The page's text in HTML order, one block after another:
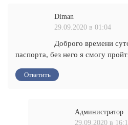
Diman
29.09.2020 в 01:04
Доброго времени
паспорта, без него я смогу
Ответить
Администратор
29.09.2020 в